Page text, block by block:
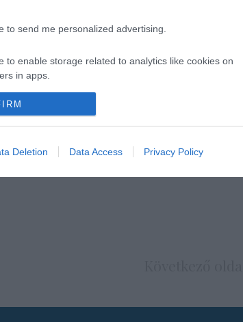
to send me personalized advertising.
to enable storage related to analytics like cookies on
in apps.
to enable storage related to functionality of the website
to enable storage related to personalization.
to enable storage related to security, including
Deletion Data Access Privacy Policy